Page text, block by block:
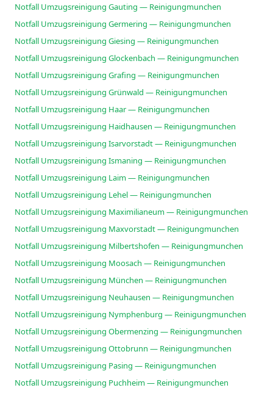
Notfall Umzugsreinigung Gauting — Reinigungmunchen
Notfall Umzugsreinigung Germering — Reinigungmunchen
Notfall Umzugsreinigung Giesing — Reinigungmunchen
Notfall Umzugsreinigung Glockenbach — Reinigungmunchen
Notfall Umzugsreinigung Grafing — Reinigungmunchen
Notfall Umzugsreinigung Grünwald — Reinigungmunchen
Notfall Umzugsreinigung Haar — Reinigungmunchen
Notfall Umzugsreinigung Haidhausen — Reinigungmunchen
Notfall Umzugsreinigung Isarvorstadt — Reinigungmunchen
Notfall Umzugsreinigung Ismaning — Reinigungmunchen
Notfall Umzugsreinigung Laim — Reinigungmunchen
Notfall Umzugsreinigung Lehel — Reinigungmunchen
Notfall Umzugsreinigung Maximilianeum — Reinigungmunchen
Notfall Umzugsreinigung Maxvorstadt — Reinigungmunchen
Notfall Umzugsreinigung Milbertshofen — Reinigungmunchen
Notfall Umzugsreinigung Moosach — Reinigungmunchen
Notfall Umzugsreinigung München — Reinigungmunchen
Notfall Umzugsreinigung Neuhausen — Reinigungmunchen
Notfall Umzugsreinigung Nymphenburg — Reinigungmunchen
Notfall Umzugsreinigung Obermenzing — Reinigungmunchen
Notfall Umzugsreinigung Ottobrunn — Reinigungmunchen
Notfall Umzugsreinigung Pasing — Reinigungmunchen
Notfall Umzugsreinigung Puchheim — Reinigungmunchen